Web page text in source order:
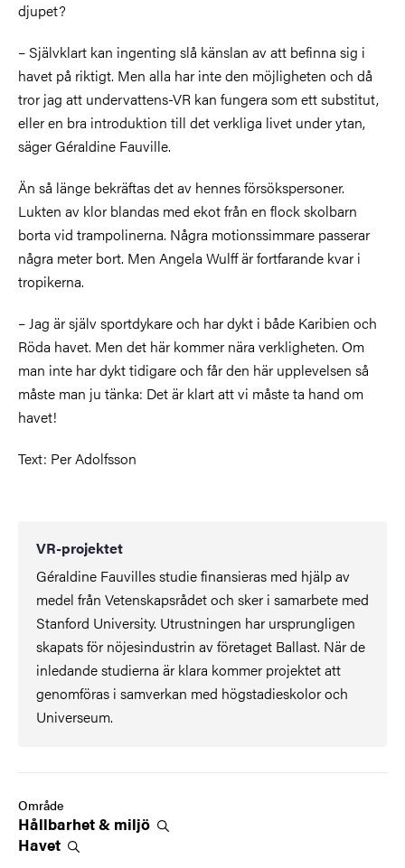
djupet?
– Självklart kan ingenting slå känslan av att befinna sig i
havet på riktigt. Men alla har inte den möjligheten och då
tror jag att undervattens-VR kan fungera som ett substitut,
eller en bra introduktion till det verkliga livet under ytan,
säger Géraldine Fauville.
Än så länge bekräftas det av hennes försökspersoner.
Lukten av klor blandas med ekot från en flock skolbarn
borta vid trampolinerna. Några motionssimmare passerar
några meter bort. Men Angela Wulff är fortfarande kvar i
tropikerna.
– Jag är själv sportdykare och har dykt i både Karibien och
Röda havet. Men det här kommer nära verkligheten. Om
man inte har dykt tidigare och får den här upplevelsen så
måste man ju tänka: Det är klart att vi måste ta hand om
havet!
Text: Per Adolfsson
VR-projektet
Géraldine Fauvilles studie finansieras med hjälp av
medel från Vetenskapsrådet och sker i samarbete med
Stanford University. Utrustningen har ursprungligen
skapats för nöjesindustrin av företaget Ballast. När de
inledande studierna är klara kommer projektet att
genomföras i samverkan med högstadieskolor och
Universeum.
Område
Hållbarhet & miljö
Havet